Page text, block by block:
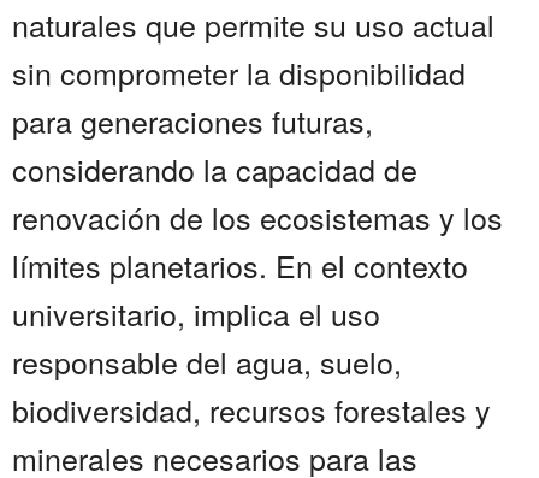
naturales que permite su uso actual
sin comprometer la disponibilidad
para generaciones futuras,
considerando la capacidad de
renovación de los ecosistemas y los
límites planetarios. En el contexto
universitario, implica el uso
responsable del agua, suelo,
biodiversidad, recursos forestales y
minerales necesarios para las